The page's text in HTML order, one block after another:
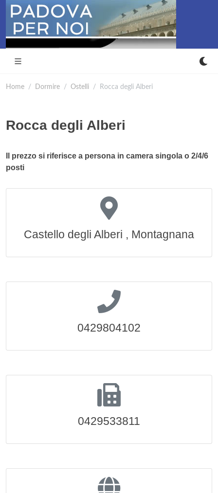
Home Dormire Ostelli Rocca degli Alberi
Rocca degli Alberi
Il prezzo si riferisce a persona in camera singola o 2/4/6
posti
Castello degli Alberi , Montagnana
0429804102
0429533811